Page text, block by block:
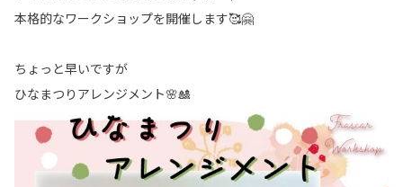
本格的なワークショップを開催します🥰🤗
ちょっと早いですが
ひなまつりアレンジメント🌸🎎